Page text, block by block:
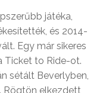
játéka,
és 2014-
Egy már sikeres
Ticket to Ride-ot.
sétált Beverlyben,
Rögtön elkezdett